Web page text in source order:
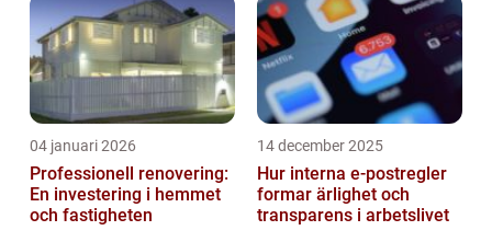
04 januari 2026
Professionell renovering:
En investering i hemmet
och fastigheten
14 december 2025
Hur interna e-postregler
formar ärlighet och
transparens i arbetslivet